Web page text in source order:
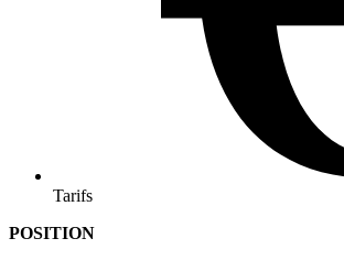
Tarifs
POSITION